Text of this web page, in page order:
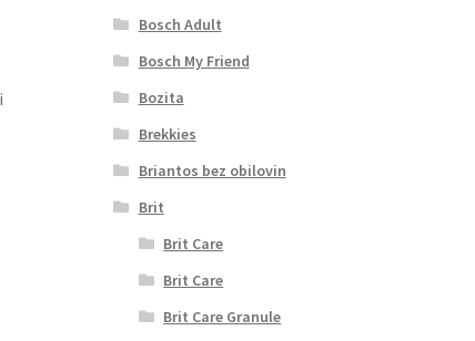
Bosch Adult
Bosch My Friend
Bozita
Brekkies
Briantos bez obilovin
Brit
Brit Care
Brit Care
Brit Care Granule